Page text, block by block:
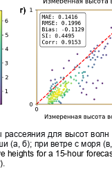
рассеяния для высот
(a,б); при ветре с моря
heights for a 15-hour
).